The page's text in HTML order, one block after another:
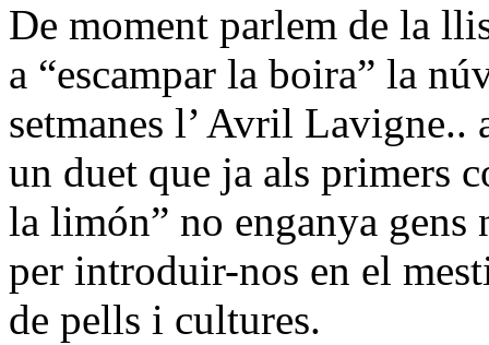
De moment parlem de la
a “escampar la boira” la
setmanes l’ Avril
un duet que ja als primers
la limón” no enganya
per introduir-nos en el
de pells i cultures.